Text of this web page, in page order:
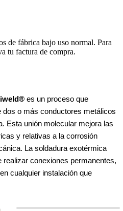
de fábrica bajo uso normal. Para
tu factura de compra.
es un proceso que
dos o más conductores metálicos
Esta unión molecular mejora las
y relativas a la corrosión
La soldadura exotérmica
conexiones permanentes,
cualquier instalación que